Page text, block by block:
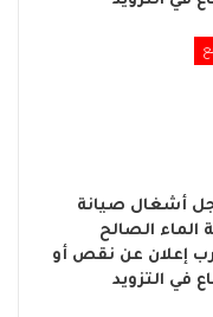
أشغال صيانة
الماء الصالح
إعلان عن نقص أو
في التزويد